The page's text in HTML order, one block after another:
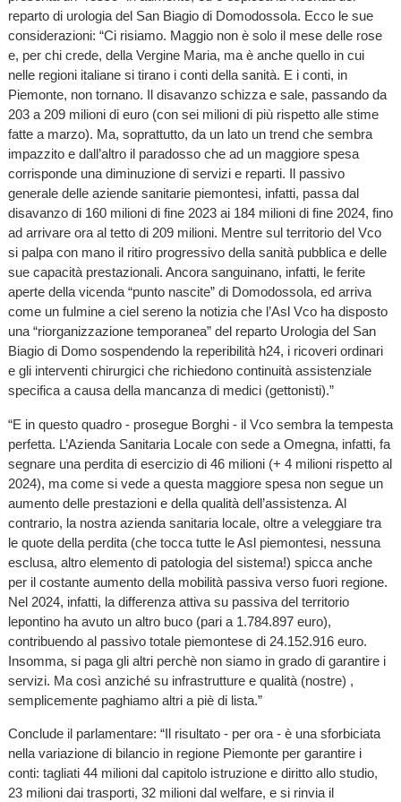
reparto di urologia del San Biagio di Domodossola. Ecco le sue
considerazioni: “Ci risiamo. Maggio non è solo il mese delle rose
e, per chi crede, della Vergine Maria, ma è anche quello in cui
nelle regioni italiane si tirano i conti della sanità. E i conti, in
Piemonte, non tornano. Il disavanzo schizza e sale, passando da
203 a 209 milioni di euro (con sei milioni di più rispetto alle stime
fatte a marzo). Ma, soprattutto, da un lato un trend che sembra
impazzito e dall’altro il paradosso che ad un maggiore spesa
corrisponde una diminuzione di servizi e reparti. Il passivo
generale delle aziende sanitarie piemontesi, infatti, passa dal
disavanzo di 160 milioni di fine 2023 ai 184 milioni di fine 2024, fino
ad arrivare ora al tetto di 209 milioni. Mentre sul territorio del Vco
si palpa con mano il ritiro progressivo della sanità pubblica e delle
sue capacità prestazionali. Ancora sanguinano, infatti, le ferite
aperte della vicenda “punto nascite” di Domodossola, ed arriva
come un fulmine a ciel sereno la notizia che l’Asl Vco ha disposto
una “riorganizzazione temporanea” del reparto Urologia del San
Biagio di Domo sospendendo la reperibilità h24, i ricoveri ordinari
e gli interventi chirurgici che richiedono continuità assistenziale
specifica a causa della mancanza di medici (gettonisti).”
“E in questo quadro - prosegue Borghi - il Vco sembra la tempesta
perfetta. L’Azienda Sanitaria Locale con sede a Omegna, infatti, fa
segnare una perdita di esercizio di 46 milioni (+ 4 milioni rispetto al
2024), ma come si vede a questa maggiore spesa non segue un
aumento delle prestazioni e della qualità dell’assistenza. Al
contrario, la nostra azienda sanitaria locale, oltre a veleggiare tra
le quote della perdita (che tocca tutte le Asl piemontesi, nessuna
esclusa, altro elemento di patologia del sistema!) spicca anche
per il costante aumento della mobilità passiva verso fuori regione.
Nel 2024, infatti, la differenza attiva su passiva del territorio
lepontino ha avuto un altro buco (pari a 1.784.897 euro),
contribuendo al passivo totale piemontese di 24.152.916 euro.
Insomma, si paga gli altri perchè non siamo in grado di garantire i
servizi. Ma così anziché su infrastrutture e qualità (nostre) ,
semplicemente paghiamo altri a piè di lista.”
Conclude il parlamentare: “Il risultato - per ora - è una sforbiciata
nella variazione di bilancio in regione Piemonte per garantire i
conti: tagliati 44 milioni dal capitolo istruzione e diritto allo studio,
23 milioni dai trasporti, 32 milioni dal welfare, e si rinvia il